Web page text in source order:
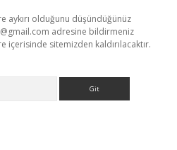
aykırı olduğunu düşündüğünüz
adresine bildirmeniz
içerisinde sitemizden kaldırılacaktır.